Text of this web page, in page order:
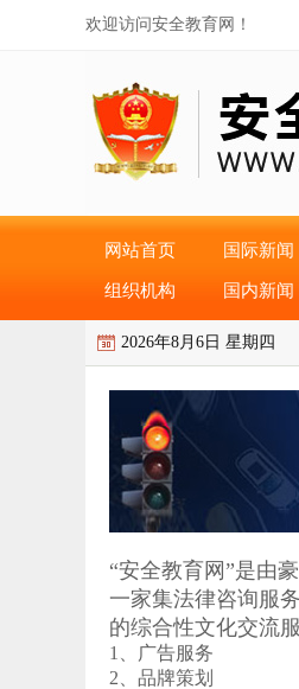
欢迎访问安全教育网！
网站首页 国际新闻
组织机构 国内新闻
2026年8月6日 星期四
“安全教育网”是由
一家集法律咨询服
的综合性文化交流
1、广告服务
2、品牌策划